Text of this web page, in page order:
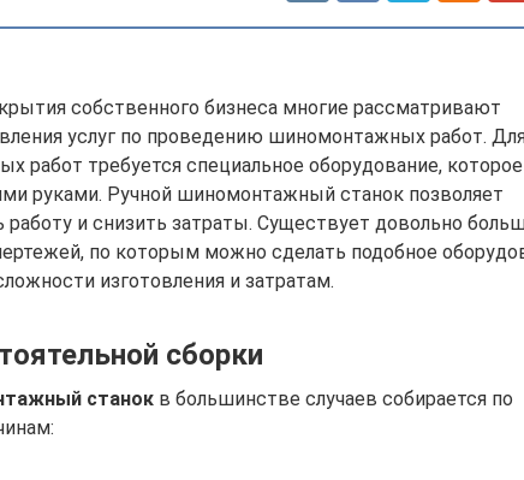
собственного бизнеса многие рассматривают
услуг по проведению шиномонтажных работ.
работ требуется специальное оборудование, которое
руками. Ручной шиномонтажный станок позволяет
и снизить затраты. Существует довольно
по которым можно сделать подобное
изготовления и затратам.
сборки
станок в большинстве случаев собирается по